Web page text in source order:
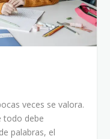
veces se valora.
todo debe
palabras, el